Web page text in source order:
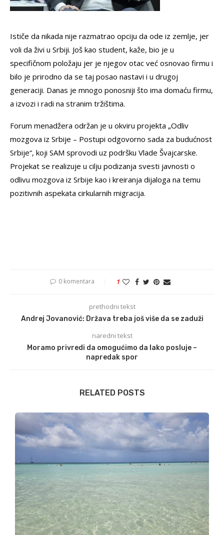
Ističe da nikada nije razmatrao opciju da ode iz zemlje, jer
voli da živi u Srbiji. Još kao student, kaže, bio je u
specifičnom položaju jer je njegov otac već osnovao firmu i
bilo je prirodno da se taj posao nastavi i u drugoj
generaciji. Danas je mnogo ponosniji što ima domaću firmu,
a izvozi i radi na stranim tržištima.
Forum menadžera održan je u okviru projekta „Odliv
mozgova iz Srbije – Postupi odgovorno sada za budućnost
Srbije“, koji SAM sprovodi uz podršku Vlade Švajcarske.
Projekat se realizuje u cilju podizanja svesti javnosti o
odlivu mozgova iz Srbije kao i kreiranja dijaloga na temu
pozitivnih aspekata cirkularnih migracija.
0 komentara 1
prethodni tekst
Andrej Jovanović: Država treba još više da se zaduži
naredni tekst
Moramo privredi da omogućimo da lako posluje –
napredak spor
RELATED POSTS